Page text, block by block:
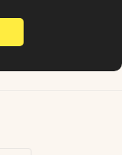
en nueva pestaña